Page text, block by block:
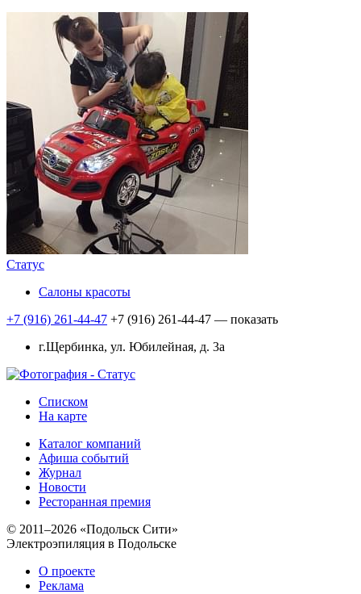
Статус
Салоны красоты
+7 (916) 261-44-47 +7 (916) 261-44-47 — показать
г.Щербинка, ул. Юбилейная, д. 3а
Списком
На карте
Каталог компаний
Афиша событий
Журнал
Новости
Ресторанная премия
© 2011–2026 «Подольск Сити»
Электроэпиляция в Подольске
О проекте
Реклама